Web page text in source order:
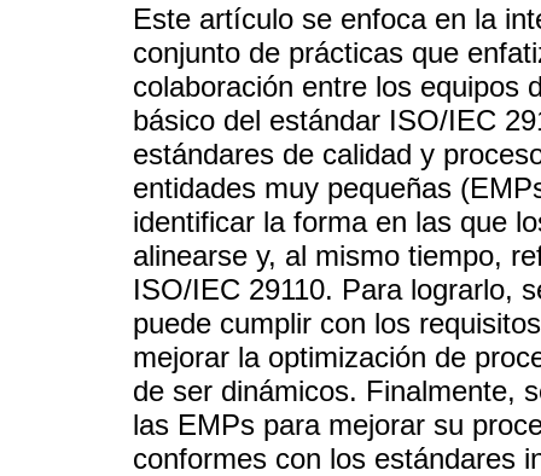
Este artículo se enfoca en la
conjunto de prácticas que
colaboración entre los equipos
básico del estándar ISO/IEC
estándares de calidad y
entidades muy pequeñas
identificar la forma en las que
alinearse y, al mismo tiempo,
ISO/IEC 29110. Para lograrlo,
puede cumplir con los
mejorar la optimización de
de ser dinámicos. Finalmente,
las EMPs para mejorar su
conformes con los estándares